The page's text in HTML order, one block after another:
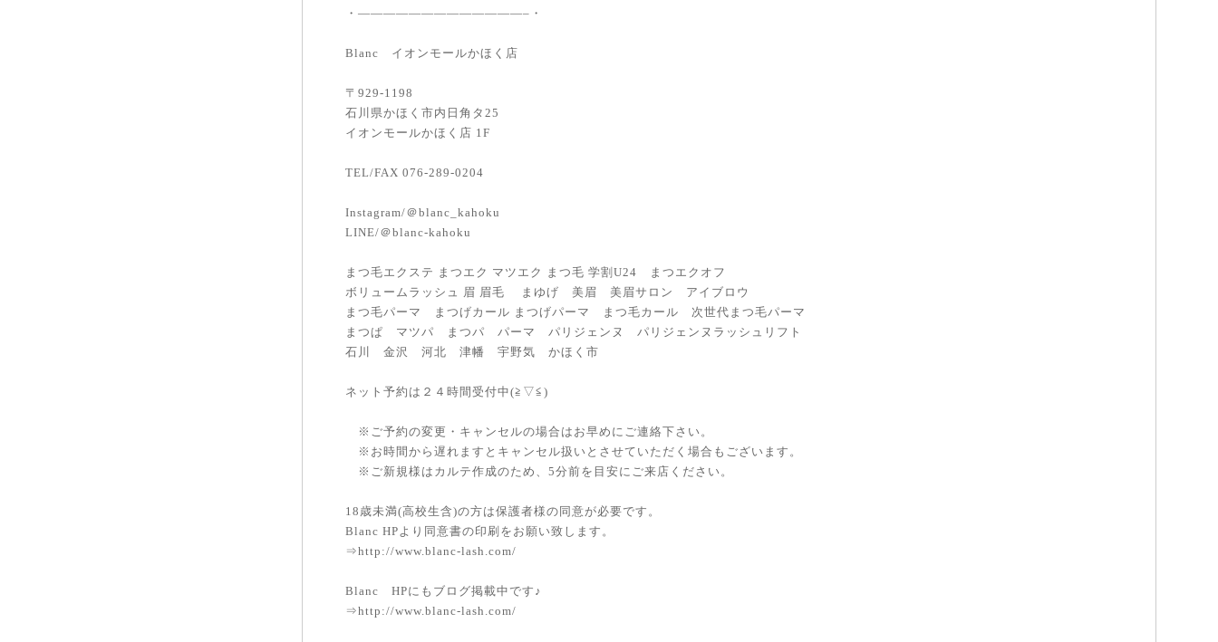
・—————————————–・
Blanc イオンモールかほく店
〒929-1198
石川県かほく市内日角タ25
イオンモールかほく店 1F
TEL/FAX 076-289-0204
Instagram/＠blanc_kahoku
LINE/＠blanc-kahoku
まつ毛エクステ まつエク マツエク まつ毛 学割U24 まつエクオフ
ボリュームラッシュ 眉 眉毛 まゆげ 美眉 美眉サロン アイブロウ
まつ毛パーマ まつげカール まつげパーマ まつ毛カール 次世代まつ毛パーマ
まつぱ マツパ まつパ パーマ パリジェンヌ パリジェンヌラッシュリフト
石川 金沢 河北 津幡 宇野気 かほく市
ネット予約は２４時間受付中(≧▽≦)
※ご予約の変更・キャンセルの場合はお早めにご連絡下さい。
※お時間から遅れますとキャンセル扱いとさせていただく場合もございます。
※ご新規様はカルテ作成のため、5分前を目安にご来店ください。
18歳未満(高校生含)の方は保護者様の同意が必要です。
Blanc HPより同意書の印刷をお願い致します。
⇒http://www.blanc-lash.com/
Blanc HPにもブログ掲載中です♪
⇒http://www.blanc-lash.com/